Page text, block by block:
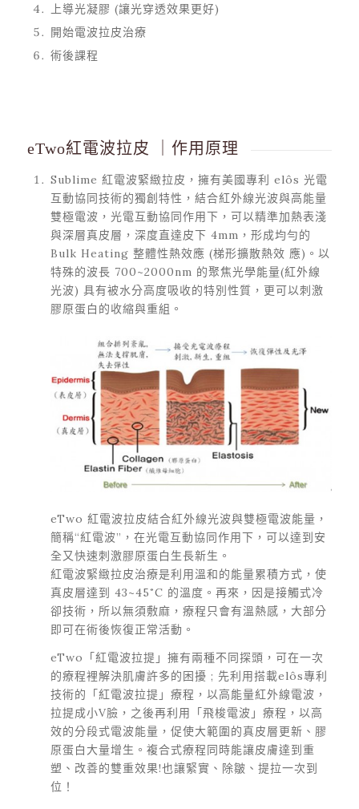
上導光凝膠 (讓光穿透效果更好)
開始電波拉皮治療
術後課程
eTwo紅電波拉皮 ｜作用原理
Sublime 紅電波緊緻拉皮，擁有美國專利 elôs 光電
互動協同技術的獨創特性，結合紅外線光波與高能量
雙極電波，光電互動協同作用下，可以精準加熱表淺
與深層真皮層，深度直達皮下 4mm，形成均勻的
Bulk Heating 整體性熱效應 (梯形擴散熱效 應)。以
特殊的波長 700~2000nm 的聚焦光學能量(紅外線
光波) 具有被水分高度吸收的特別性質，更可以刺激
膠原蛋白的收縮與重組。
eTwo 紅電波拉皮結合紅外線光波與雙極電波能量，
簡稱“紅電波”，在光電互動協同作用下，可以達到安
全又快速刺激膠原蛋白生長新生。
紅電波緊緻拉皮治療是利用溫和的能量累積方式，使
真皮層達到 43~45˚C 的溫度。再來，因是接觸式冷
卻技術，所以無須敷麻，療程只會有溫熱感，大部分
即可在術後恢復正常活動。
eTwo「紅電波拉提」擁有兩種不同探頭，可在一次
的療程裡解決肌膚許多的困擾 ; 先利用搭載elôs專利
技術的「紅電波拉提」療程，以高能量紅外線電波，
拉提成小V臉，之後再利用「飛梭電波」療程，以高
效的分段式電波能量，促使大範圍的真皮層更新、膠
原蛋白大量增生。複合式療程同時能讓皮膚達到重
塑、改善的雙重效果!也讓緊實、除皺、提拉一次到
位！